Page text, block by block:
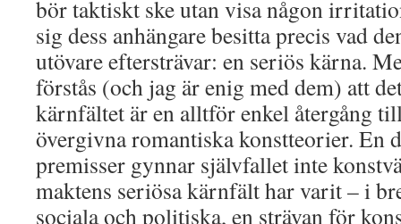
bör taktiskt ske utan visa någon
sig dess anhängare besitta precis vad
utövare eftersträvar: en seriös kärna.
förstås (och jag är enig med dem) att
kärnfältet är en alltför enkel återgång
övergivna romantiska konstteorier. En
premisser gynnar självfallet inte
maktens seriösa kärnfält har varit – i
sociala och politiska, en strävan för